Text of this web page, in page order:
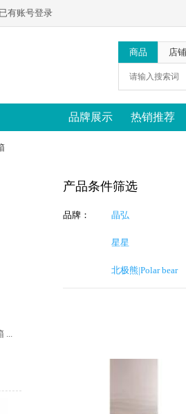
已有账号登录
商品 店铺
品牌展示 热销推荐
...
产品条件筛选
品牌： 晶弘
星星
北极熊|Polar bear